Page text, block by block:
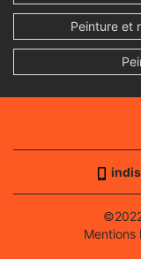
Peinture et
Mentions